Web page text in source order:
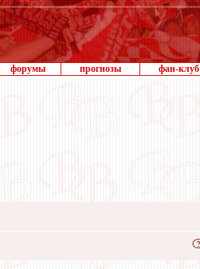
форумы прогнозы фан-клуб